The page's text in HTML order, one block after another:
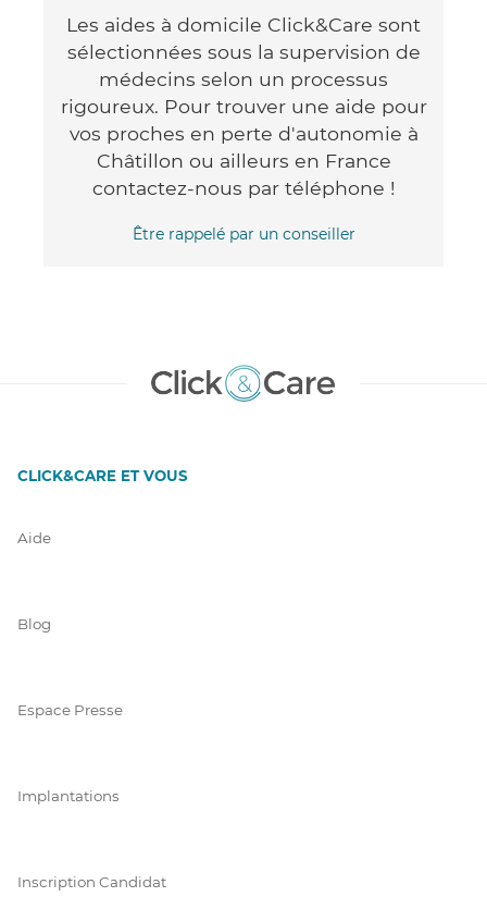
Les aides à domicile Click&Care sont
sélectionnées sous la supervision de
médecins selon un processus
rigoureux. Pour trouver une aide pour
vos proches en perte d'autonomie à
Châtillon ou ailleurs en France
contactez-nous par téléphone !
Être rappelé par un conseiller
CLICK&CARE ET VOUS
Aide
Blog
Espace Presse
Implantations
Inscription Candidat